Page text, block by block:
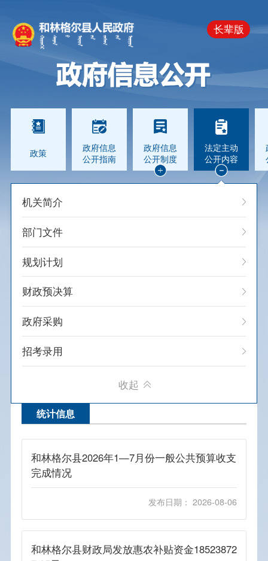
长辈版
政策
政府信息
公开指南
政府信息
公开制度
法定主动
公开内容
机关简介
部门文件
规划计划
财政预决算
政府采购
招考录用
重点领域信息
统计信息
权责清单
收起
公开单位：财政局
办公地址： 和林格尔县城关镇东一街北
第五小学西侧档案馆北
联系电话： 0471-7185918
办公时间： 上午8:30-12:00，下午2:30-
5:30（节假日及双休日除外）
统计信息
和林格尔县2026年1—7月份一般公共预算收支
完成情况
发布日期： 2026-08-06
和林格尔县财政局发放惠农补贴资金18523872